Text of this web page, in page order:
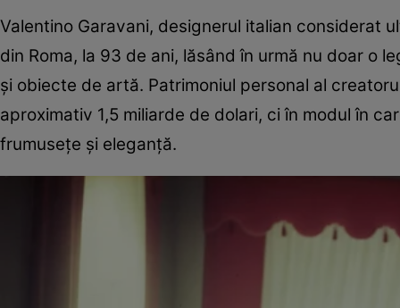
Valentino Garavani, designerul italian considerat
din Roma, la 93 de ani, lăsând în urmă nu doar o
și obiecte de artă. Patrimoniul personal al
aproximativ 1,5 miliarde de dolari, ci în modul în
frumuseţe şi eleganţă.